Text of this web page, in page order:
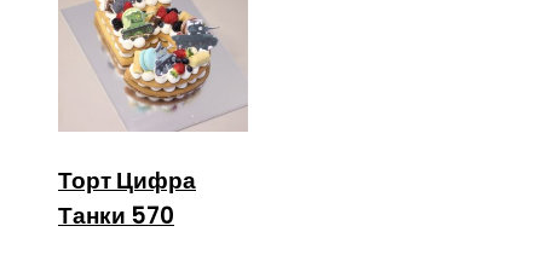
Торт Цифра
Танки 570